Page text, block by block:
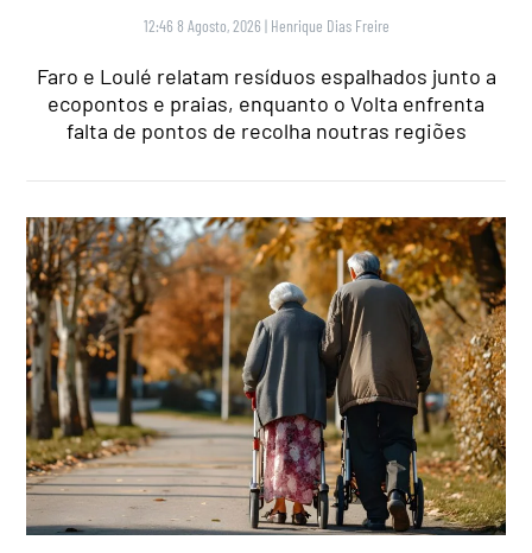
12:46 8 Agosto, 2026 | Henrique Dias Freire
Faro e Loulé relatam resíduos espalhados junto a
ecopontos e praias, enquanto o Volta enfrenta
falta de pontos de recolha noutras regiões